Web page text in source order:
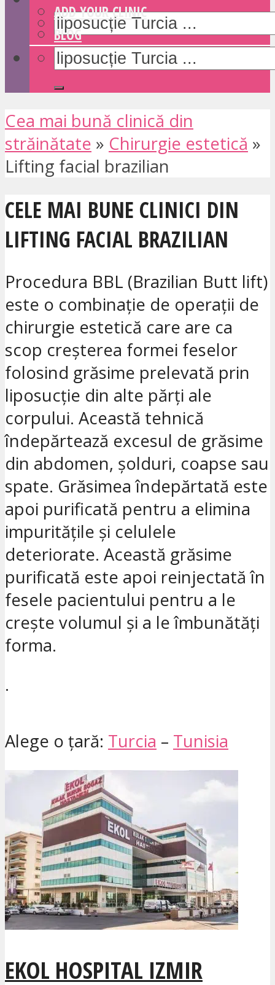
ADD YOUR CLINIC
BLOG
Cea mai bună clinică din
străinătate » Chirurgie estetică »
Lifting facial brazilian
CELE MAI BUNE CLINICI DIN
LIFTING FACIAL BRAZILIAN
Procedura BBL (Brazilian Butt lift)
este o combinație de operații de
chirurgie estetică care are ca
scop creșterea formei feselor
folosind grăsime prelevată prin
liposucție din alte părți ale
corpului. Această tehnică
îndepărtează excesul de grăsime
din abdomen, șolduri, coapse sau
spate. Grăsimea îndepărtată este
apoi purificată pentru a elimina
impuritățile și celulele
deteriorate. Această grăsime
purificată este apoi reinjectată în
fesele pacientului pentru a le
crește volumul și a le îmbunătăți
forma.
.
Alege o țară: Turcia – Tunisia
EKOL HOSPITAL IZMIR